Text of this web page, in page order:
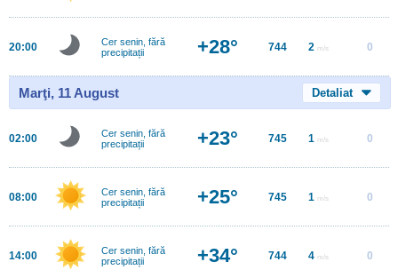
20:00
Cer senin, fără
precipitații
+28° 744 2 m/s 0
Marţi, 11 August Detaliat
02:00
Cer senin, fără
precipitații
+23° 745 1 m/s 0
08:00
Cer senin, fără
precipitații
+25° 745 1 m/s 0
14:00
Cer senin, fără
precipitații
+34° 744 4 m/s 0